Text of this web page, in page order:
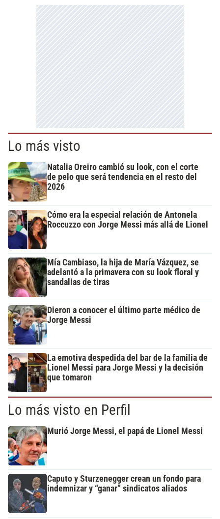
Lo más visto
Natalia Oreiro cambió su look, con el corte
de pelo que será tendencia en el resto del
2026
Cómo era la especial relación de Antonela
Roccuzzo con Jorge Messi más allá de Lionel
Mía Cambiaso, la hija de María Vázquez, se
adelantó a la primavera con su look floral y
sandalias de tiras
Dieron a conocer el último parte médico de
Jorge Messi
La emotiva despedida del bar de la familia de
Lionel Messi para Jorge Messi y la decisión
que tomaron
Lo más visto en Perfil
Murió Jorge Messi, el papá de Lionel Messi
Caputo y Sturzenegger crean un fondo para
indemnizar y “ganar” sindicatos aliados